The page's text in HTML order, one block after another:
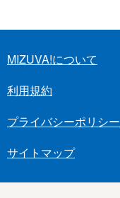
MIZUVA!について
利用規約
プライバシーポリシー
サイトマップ